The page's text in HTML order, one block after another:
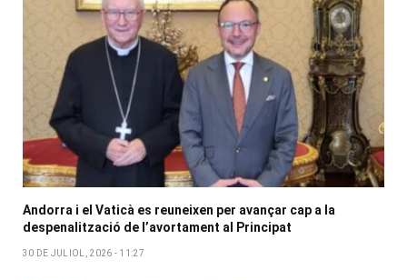
Andorra i el Vaticà es reuneixen per avançar cap a la
despenalització de l’avortament al Principat
30 DE JULIOL, 2026 - 11:27